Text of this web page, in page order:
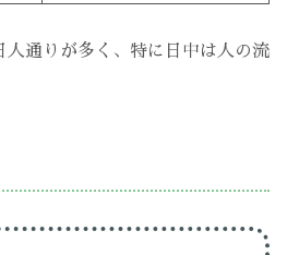
人通りが多く、特に日中は人の流